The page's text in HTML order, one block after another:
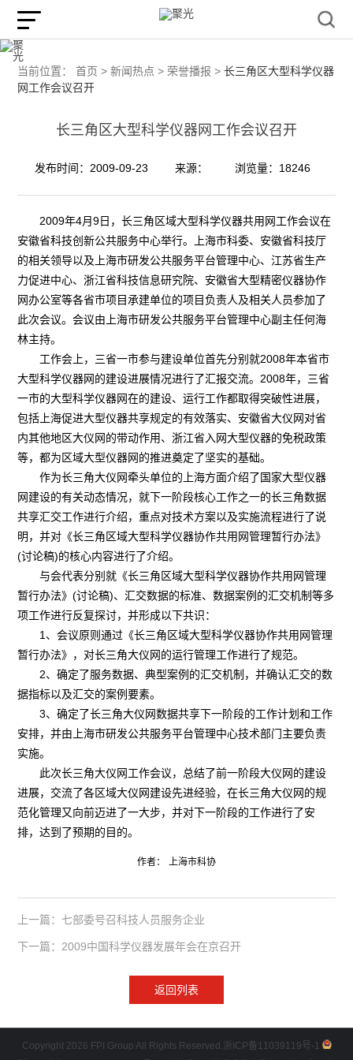
当前位置： 首页 > 新闻热点 > 荣誉播报 > 长三角区大型科学仪器
网工作会议召开
长三角区大型科学仪器网工作会议召开
发布时间：2009-09-23 来源： 浏览量：18246
2009年4月9日，长三角区域大型科学仪器共用网工作会议在
安徽省科技创新公共服务中心举行。上海市科委、安徽省科技厅
的相关领导以及上海市研发公共服务平台管理中心、江苏省生产
力促进中心、浙江省科技信息研究院、安徽省大型精密仪器协作
网办公室等各省市项目承建单位的项目负责人及相关人员参加了
此次会议。会议由上海市研发公共服务平台管理中心副主任何海
林主持。
工作会上，三省一市参与建设单位首先分别就2008年本省市
大型科学仪器网的建设进展情况进行了汇报交流。2008年，三省
一市的大型科学仪器网在的建设、运行工作都取得突破性进展，
包括上海促进大型仪器共享规定的有效落实、安徽省大仪网对省
内其他地区大仪网的带动作用、浙江省入网大型仪器的免税政策
等，都为区域大型仪器网的推进奠定了坚实的基础。
作为长三角大仪网牵头单位的上海方面介绍了国家大型仪器
网建设的有关动态情况，就下一阶段核心工作之一的长三角数据
共享汇交工作进行介绍，重点对技术方案以及实施流程进行了说
明，并对《长三角区域大型科学仪器协作共用网管理暂行办法》
(讨论稿)的核心内容进行了介绍。
与会代表分别就《长三角区域大型科学仪器协作共用网管理
暂行办法》(讨论稿)、汇交数据的标准、数据案例的汇交机制等多
项工作进行反复探讨，并形成以下共识：
1、会议原则通过《长三角区域大型科学仪器协作共用网管理
暂行办法》，对长三角大仪网的运行管理工作进行了规范。
2、确定了服务数据、典型案例的汇交机制，并确认汇交的数
据指标以及汇交的案例要素。
3、确定了长三角大仪网数据共享下一阶段的工作计划和工作
安排，并由上海市研发公共服务平台管理中心技术部门主要负责
实施。
此次长三角大仪网工作会议，总结了前一阶段大仪网的建设
进展，交流了各区域大仪网建设先进经验，在长三角大仪网的规
范化管理又向前迈进了一大步，并对下一阶段的工作进行了安
排，达到了预期的目的。
作者： 上海市科协
上一篇：七部委号召科技人员服务企业
下一篇：2009中国科学仪器发展年会在京召开
返回列表
Copyright 2026 FPI Group All Rights Reserved.浙ICP备11039119号-1